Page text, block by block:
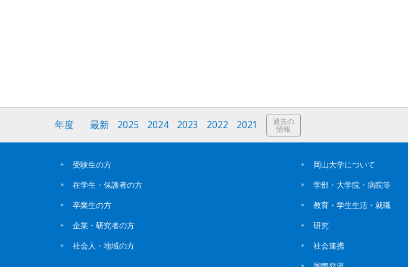
年度 最新 2025 2024 2023 2022 2021 過去の
情報
受験生の方
在学生・保護者の方
卒業生の方
企業・研究者の方
社会人・地域の方
岡山大学について
学部・大学院・病院等
教育・学生生活・就職
研究
社会連携